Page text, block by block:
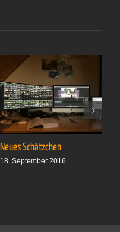
Neues Schätzchen
18. September 2016